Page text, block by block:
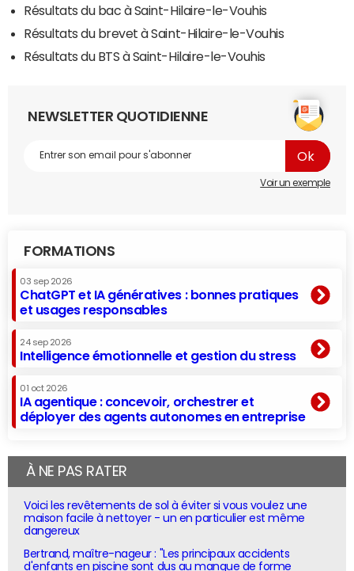
Résultats du bac à Saint-Hilaire-le-Vouhis
Résultats du brevet à Saint-Hilaire-le-Vouhis
Résultats du BTS à Saint-Hilaire-le-Vouhis
NEWSLETTER QUOTIDIENNE
Voir un exemple
FORMATIONS
03 sep 2026
ChatGPT et IA génératives : bonnes pratiques
et usages responsables
24 sep 2026
Intelligence émotionnelle et gestion du stress
01 oct 2026
IA agentique : concevoir, orchestrer et
déployer des agents autonomes en entreprise
À NE PAS RATER
Voici les revêtements de sol à éviter si vous voulez une
maison facile à nettoyer - un en particulier est même
dangereux
Bertrand, maître-nageur : "Les principaux accidents
d'enfants en piscine sont dus au manque de forme